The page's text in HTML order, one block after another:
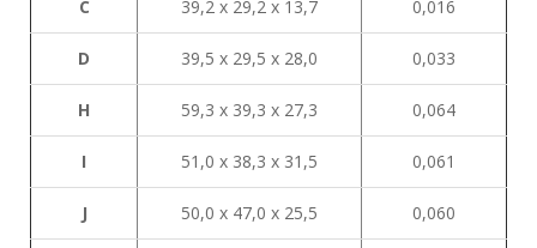
C 39,2 х 29,2 х 13,7 0,016
D 39,5 х 29,5 х 28,0 0,033
H 59,3 х 39,3 х 27,3 0,064
I 51,0 х 38,3 х 31,5 0,061
J 50,0 х 47,0 х 25,5 0,060